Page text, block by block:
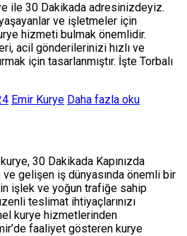
ile 30 Dakikada adresinizdeyiz.
ve işletmeler için
hizmeti bulmak önemlidir.
acil gönderilerinizi hızlı ve
için tasarlanmıştır. İşte Torbalı
Emir Kurye Daha fazla oku
30 Dakikada Kapınızda
gelişen iş dünyasında önemli bir
işlek ve yoğun trafiğe sahip
teslimat ihtiyaçlarınızı
kurye hizmetlerinden
faaliyet gösteren kurye